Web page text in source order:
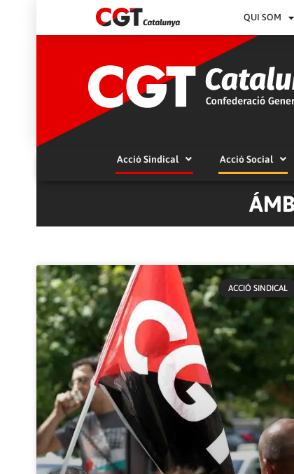
QUI SOM
Acció Sindical Acció Social
ACCIÓ SINDICAL